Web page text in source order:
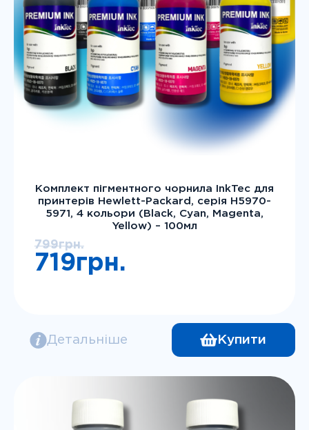
Instagram Telegram Viber
1 л
(13)
100 мл (18)
Тип чорнила
Пігмент+водорозчинні
Пігментні
Застосувати
Скасувати
Комплект пігментного чорнила InkTec для
принтерів Hewlett-Packard, серія H5970-
5971, 4 кольори (Black, Cyan, Magenta,
Yellow) – 100мл
799грн.
Оригінальна
ціна:
719грн.
Детальніше Купити